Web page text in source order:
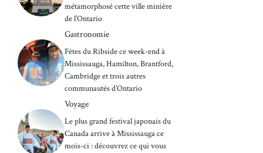
métamorphosé cette ville minière
de l’Ontario
Gastronomie
Fêtes du Ribside ce week-end à
Mississauga, Hamilton, Brantford,
Cambridge et trois autres
communautés d’Ontario
Voyage
Le plus grand festival japonais du
Canada arrive à Mississauga ce
mois-ci : découvrez ce qui vous